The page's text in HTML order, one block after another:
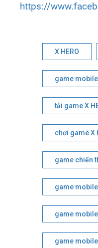
https://
X HERO
game mobile
tải game X
chơi game X
game chiến
game
game
game mobile